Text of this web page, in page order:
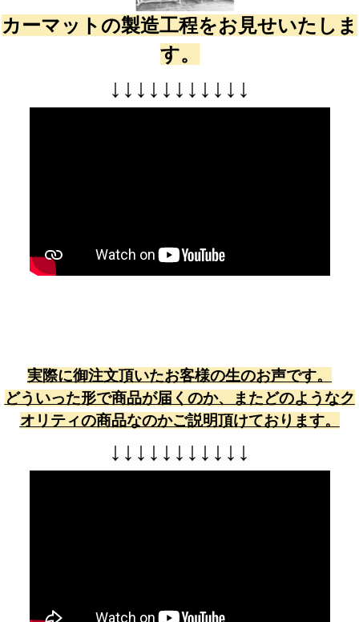
カーマットの製造工程をお見せいたしま
す。
↓ ↓ ↓ ↓ ↓ ↓ ↓ ↓ ↓ ↓ ↓
実際に御注文頂いたお客様の生のお声です。
どういった形で商品が届くのか、またどのようなク
オリティの商品なのかご説明頂けております。
↓ ↓ ↓ ↓ ↓ ↓ ↓ ↓ ↓ ↓ ↓